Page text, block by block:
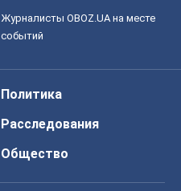
Журналисты OBOZ.UA на месте
событий
Политика
Расследования
Общество